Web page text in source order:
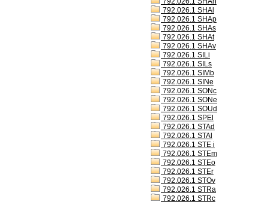
792.026.1 SHAl
792.026.1 SHAp
792.026.1 SHAs
792.026.1 SHAt
792.026.1 SHAv
792.026.1 SILi
792.026.1 SILs
792.026.1 SIMb
792.026.1 SINe
792.026.1 SONc
792.026.1 SONe
792.026.1 SOUd
792.026.1 SPEl
792.026.1 STAd
792.026.1 STAl
792.026.1 STE i
792.026.1 STEm
792.026.1 STEo
792.026.1 STEr
792.026.1 STOv
792.026.1 STRa
792.026.1 STRc